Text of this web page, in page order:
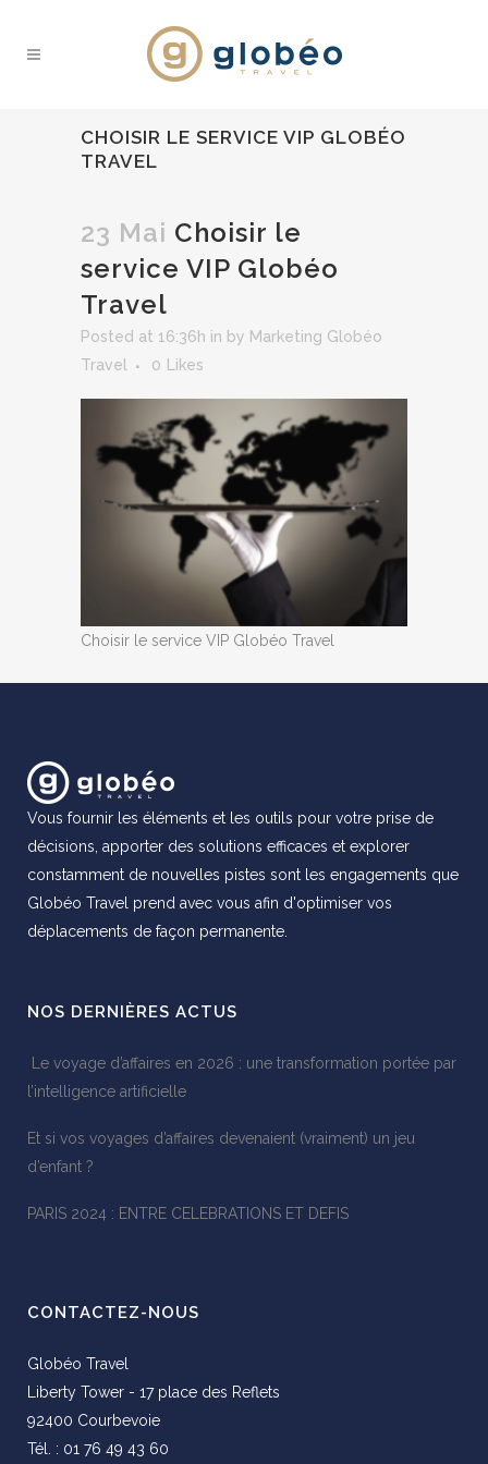
CHOISIR LE SERVICE VIP GLOBÉO
TRAVEL
23 Mai Choisir le
service VIP Globéo
Travel
Posted at 16:36h in by Marketing Globéo
Travel
0 Likes
Choisir le service VIP Globéo Travel
Vous fournir les éléments et les outils pour votre prise de
décisions, apporter des solutions efficaces et explorer
constamment de nouvelles pistes sont les engagements que
Globéo Travel prend avec vous afin d'optimiser vos
déplacements de façon permanente.
NOS DERNIÈRES ACTUS
Le voyage d’affaires en 2026 : une transformation portée par
l’intelligence artificielle
Et si vos voyages d’affaires devenaient (vraiment) un jeu
d’enfant ?
PARIS 2024 : ENTRE CELEBRATIONS ET DEFIS
CONTACTEZ-NOUS
Globéo Travel
Liberty Tower - 17 place des Reflets
92400 Courbevoie
Tél. : 01 76 49 43 60